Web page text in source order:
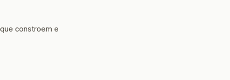
constroem e